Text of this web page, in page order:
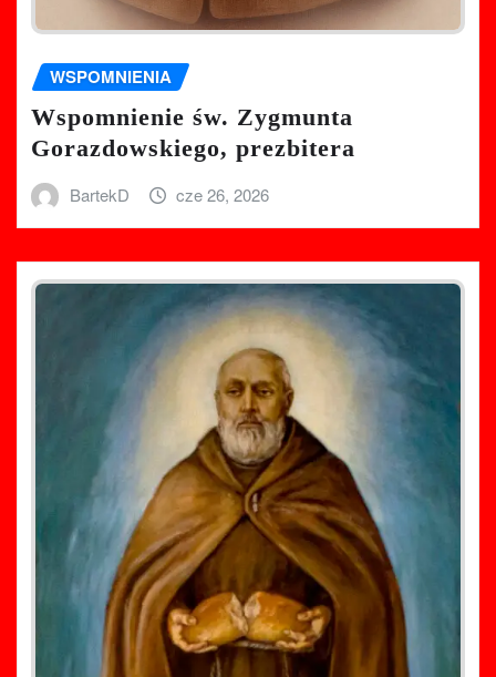
WSPOMNIENIA
Wspomnienie św. Zygmunta
Gorazdowskiego, prezbitera
BartekD cze 26, 2026